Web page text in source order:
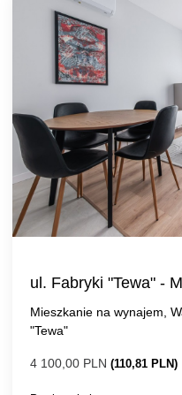
ul. Fabryki "Tewa" -
Mieszkanie na wynajem,
"Tewa"
4 100,00 PLN (110,81 PLN)